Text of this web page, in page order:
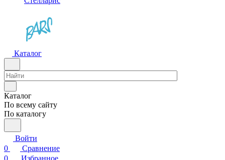
Каталог
Каталог
По всему сайту
По каталогу
Войти
0
Сравнение
0
Избранное